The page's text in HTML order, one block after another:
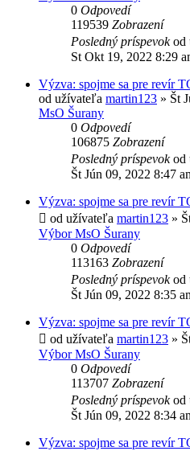
0 Odpovedí
119539 Zobrazení
Posledný príspevokod
St Okt 19, 2022 8:29
Výzva: spojme sa pre revír
od užívateľa martin123 » Št
MsO Šurany
0 Odpovedí
106875 Zobrazení
Posledný príspevokod
Št Jún 09, 2022 8:47
Výzva: spojme sa pre revír
od užívateľa martin123 »
Výbor MsO Šurany
0 Odpovedí
113163 Zobrazení
Posledný príspevokod
Št Jún 09, 2022 8:35
Výzva: spojme sa pre revír
od užívateľa martin123 »
Výbor MsO Šurany
0 Odpovedí
113707 Zobrazení
Posledný príspevokod
Št Jún 09, 2022 8:34
Výzva: spojme sa pre revír